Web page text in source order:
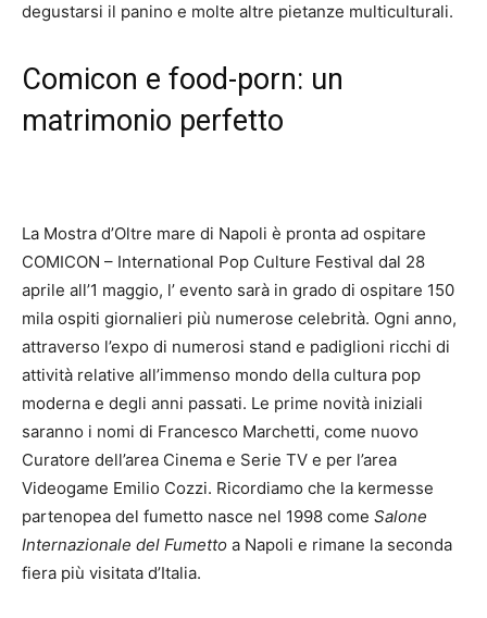
degustarsi il panino e molte altre pietanze multiculturali.
Comicon e food-porn: un
matrimonio perfetto
La Mostra d’Oltre mare di Napoli è pronta ad ospitare
COMICON – International Pop Culture Festival dal 28
aprile all’1 maggio, l’ evento sarà in grado di ospitare 150
mila ospiti giornalieri più numerose celebrità. Ogni anno,
attraverso l’expo di numerosi stand e padiglioni ricchi di
attività relative all’immenso mondo della cultura pop
moderna e degli anni passati. Le prime novità iniziali
saranno i nomi di Francesco Marchetti, come nuovo
Curatore dell’area Cinema e Serie TV e per l’area
Videogame Emilio Cozzi. Ricordiamo che la kermesse
partenopea del fumetto nasce nel 1998 come Salone
Internazionale del Fumetto a Napoli e rimane la seconda
fiera più visitata d’Italia.